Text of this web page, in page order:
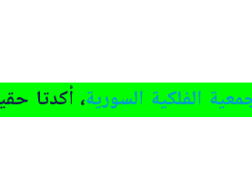
الفلكية السورية، أكدتا